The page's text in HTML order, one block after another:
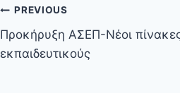
PREVIOUS
Προκήρυξη ΑΣΕΠ-Νέοι
εκπαιδευτικούς